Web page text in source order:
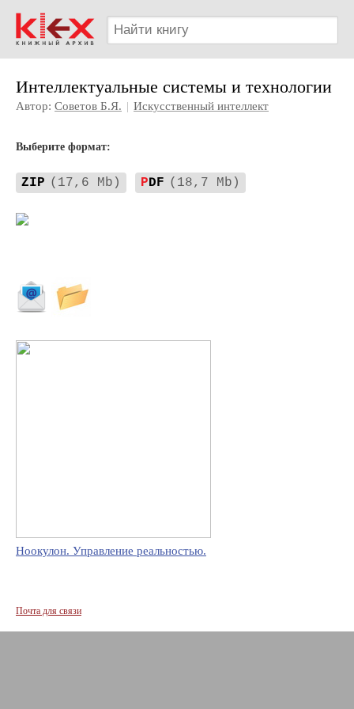
Интеллектуальные системы и технологии
Автор: Советов Б.Я. | Искусственный интеллект
Выберите формат:
ZIP (17,6 Mb) PDF (18,7 Mb)
Ноокулон. Управление реальностью.
Почта для связи